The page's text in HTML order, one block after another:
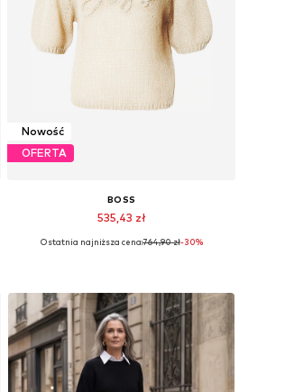
Nowość
OFERTA
BOSS
535,43 zł
Dostępne rozmiary: XS, S, M, L, XL
Ostatnia najniższa cena:764,90 zł-30%